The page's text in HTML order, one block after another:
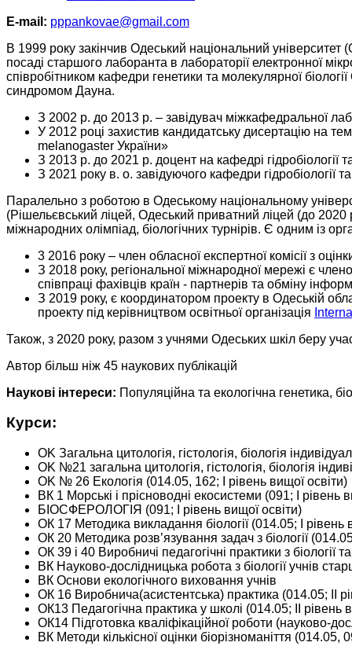
E-mail: pppankovae@gmail.com
В 1999 року закінчив Одеський національний
посаді старшого лаборанта в лабораторії електронної
співробітником кафедри генетики та молекулярної
синдромом Дауна.
З 2002 р. до 2013 р. – завідувач міжкафедральної
У 2012 році захистив кандидатську дисертацію на
melanogaster України»
З 2013 р. до 2021 р. доцент на кафедрі гідробіології та
З 2021 року в. о. завідуючого кафедри гідробіології та
Паралельно з роботою в Одеському національному
(Рішельєвський ліцей, Одеський приватний ліцей (до
міжнародних олімпіад, біологічних турнірів. Є одним із
3 2016 року – член обласної експертної комісії з
З 2018 року, регіональної міжнародної мережі є
співпраці фахівців країн - партнерів та обміну
З 2019 року, є координатором проекту в Одеській
проекту під керівництвом освітньої організація
Також, з 2020 року, разом з учнями Одеських шкіл беру
Автор більш ніж 45 наукових публікацій
Наукові інтереси: Популяційна та екологічна генетика,
Курси:
OK Загальна цитологія, гістологія, біологія
OK №21 загальна цитологія, гістологія, біологія
OK № 26 Екологія (014.05, 162; І рівень вищої освіти)
ВК 1 Морські і прісноводні екосистеми (091; І рівень
БІОСФЕРОЛОГІЯ (091; І рівень вищої освіти)
ОК 17 Методика викладання біології (014.05; І рівень
ОК 20 Методика розв’язування задач з біології
ОК 39 і 40 Виробничі педагогічні практики з біології
ВК Науково-дослідницька робота з біології учнів
ВК Основи екологічного виховання учнів
ОК 16 Виробнича(асистентська) практика (014.05; ІІ
ОК13 Педагогічна практика у школі (014.05; ІІ рівень
ОК14 Підготовка кваліфікаційної роботи (науково-
ВК Методи кількісної оцінки біорізноманіття (014.05,